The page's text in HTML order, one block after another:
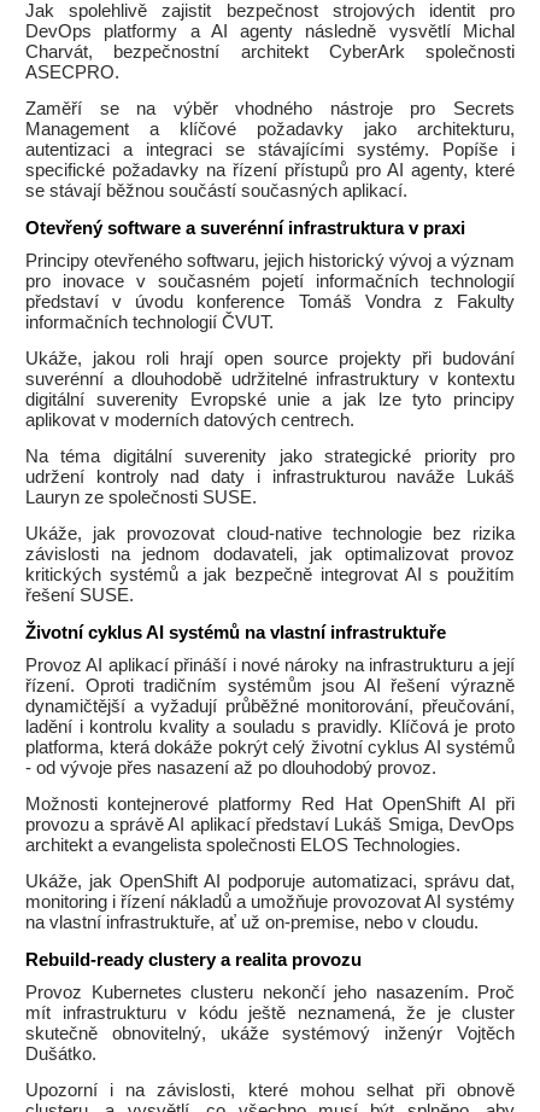
Jak spolehlivě zajistit bezpečnost strojových identit pro
DevOps platformy a AI agenty následně vysvětlí Michal
Charvát, bezpečnostní architekt CyberArk společnosti
ASECPRO.
Zaměří se na výběr vhodného nástroje pro Secrets
Management a klíčové požadavky jako architekturu,
autentizaci a integraci se stávajícími systémy. Popíše i
specifické požadavky na řízení přístupů pro AI agenty, které
se stávají běžnou součástí současných aplikací.
Otevřený software a suverénní infrastruktura v praxi
Principy otevřeného softwaru, jejich historický vývoj a význam
pro inovace v současném pojetí informačních technologií
představí v úvodu konference Tomáš Vondra z Fakulty
informačních technologií ČVUT.
Ukáže, jakou roli hrají open source projekty při budování
suverénní a dlouhodobě udržitelné infrastruktury v kontextu
digitální suverenity Evropské unie a jak lze tyto principy
aplikovat v moderních datových centrech.
Na téma digitální suverenity jako strategické priority pro
udržení kontroly nad daty i infrastrukturou naváže Lukáš
Lauryn ze společnosti SUSE.
Ukáže, jak provozovat cloud-native technologie bez rizika
závislosti na jednom dodavateli, jak optimalizovat provoz
kritických systémů a jak bezpečně integrovat AI s použitím
řešení SUSE.
Životní cyklus AI systémů na vlastní infrastruktuře
Provoz AI aplikací přináší i nové nároky na infrastrukturu a její
řízení. Oproti tradičním systémům jsou AI řešení výrazně
dynamičtější a vyžadují průběžné monitorování, přeučování,
ladění i kontrolu kvality a souladu s pravidly. Klíčová je proto
platforma, která dokáže pokrýt celý životní cyklus AI systémů
- od vývoje přes nasazení až po dlouhodobý provoz.
Možnosti kontejnerové platformy Red Hat OpenShift AI při
provozu a správě AI aplikací představí Lukáš Smiga, DevOps
architekt a evangelista společnosti ELOS Technologies.
Ukáže, jak OpenShift AI podporuje automatizaci, správu dat,
monitoring i řízení nákladů a umožňuje provozovat AI systémy
na vlastní infrastruktuře, ať už on-premise, nebo v cloudu.
Rebuild-ready clustery a realita provozu
Provoz Kubernetes clusteru nekončí jeho nasazením. Proč
mít infrastrukturu v kódu ještě neznamená, že je cluster
skutečně obnovitelný, ukáže systémový inženýr Vojtěch
Dušátko.
Upozorní i na závislosti, které mohou selhat při obnově